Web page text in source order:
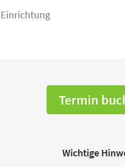
Termin
Wichtige